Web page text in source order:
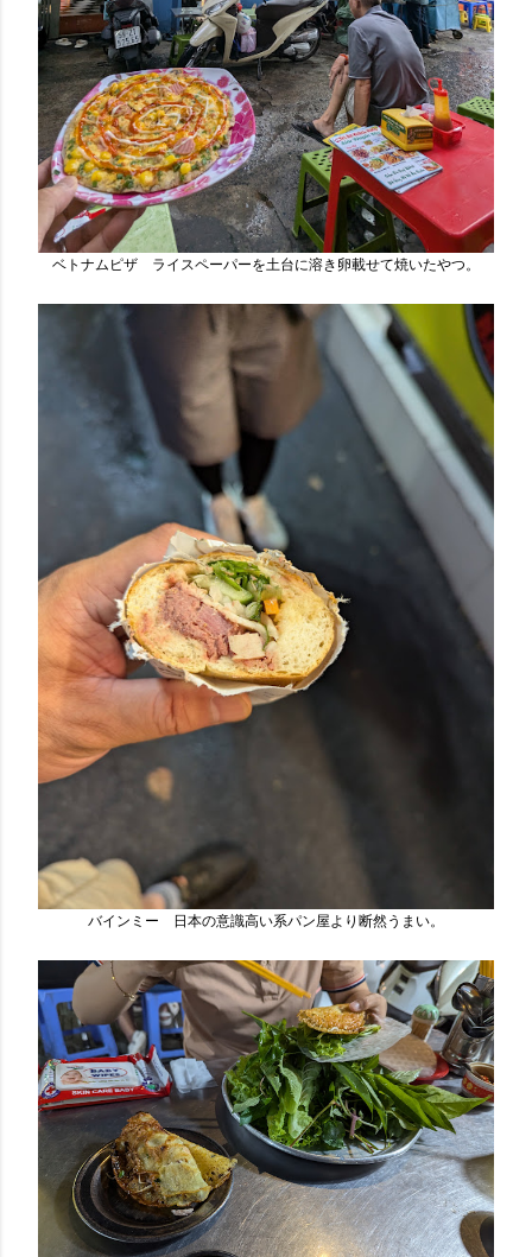
ベトナムピザ ライスペーパーを土台に溶き卵載せて焼いたやつ。
バインミー 日本の意識高い系パン屋より断然うまい。